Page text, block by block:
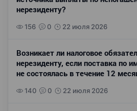
нерезиденту?
156 0 22 июля 2026
Возникает ли налоговое
нерезиденту, если поставка по
не состоялась в течение 12
140 0 22 июля 2026